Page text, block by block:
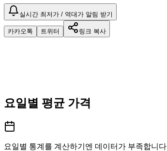
실시간 최저가 / 역대가 알림 받기
카카오톡 트위터 링크 복사
요일별 평균 가격
요일별 통계를 계산하기엔 데이터가 부족합니다